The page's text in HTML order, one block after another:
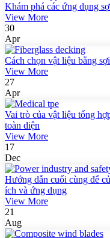
Khám phá các ứng dụng
View More
30
Apr
Cách chọn vật liệu bằng
View More
27
Apr
Vai trò của vật liệu tổng
toàn diện
View More
17
Dec
Hướng dẫn cuối cùng để
ích và ứng dụng
View More
21
Aug